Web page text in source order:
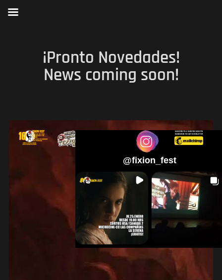
¡Pronto Novedades!
News coming soon!
@fixion_fest